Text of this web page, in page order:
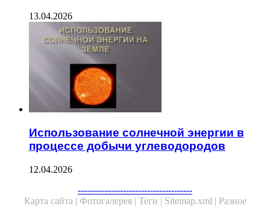
13.04.2026
Использование солнечной энергии в
процессе добычи углеводородов
12.04.2026
--------------------------------------
Карта сайта | Фотогалерея | Теги | Sitemap.xml | Разное